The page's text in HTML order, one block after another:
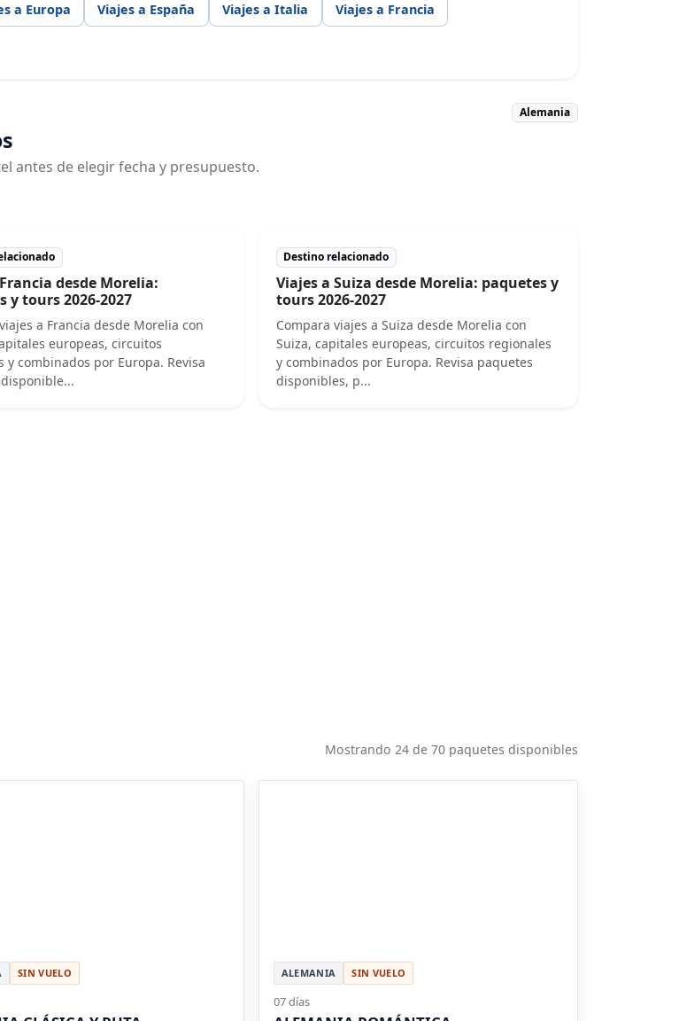
a Europa Viajes a España Viajes a Italia Viajes a Francia
antes de elegir fecha y presupuesto.
Alemania
desde Morelia:
y tours 2026-2027
a Francia desde Morelia con
europeas, circuitos
y combinados por Europa. Revisa
Destino relacionado
Viajes a Suiza desde Morelia: paquetes y
tours 2026-2027
Compara viajes a Suiza desde Morelia con
Suiza, capitales europeas, circuitos regionales
y combinados por Europa. Revisa paquetes
disponibles, p...
Mostrando 24 de 70 paquetes disponibles
SIN VUELO ALEMANIA SIN VUELO
07 días